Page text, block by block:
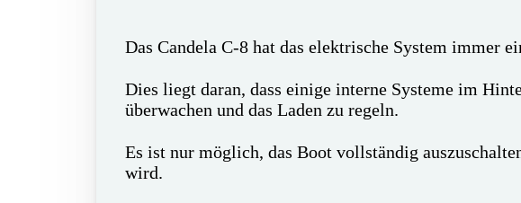
Das Candela C-8 hat das elektrische System immer
Dies liegt daran, dass einige interne Systeme im
überwachen und das Laden zu regeln.
Es ist nur möglich, das Boot vollständig
wird.